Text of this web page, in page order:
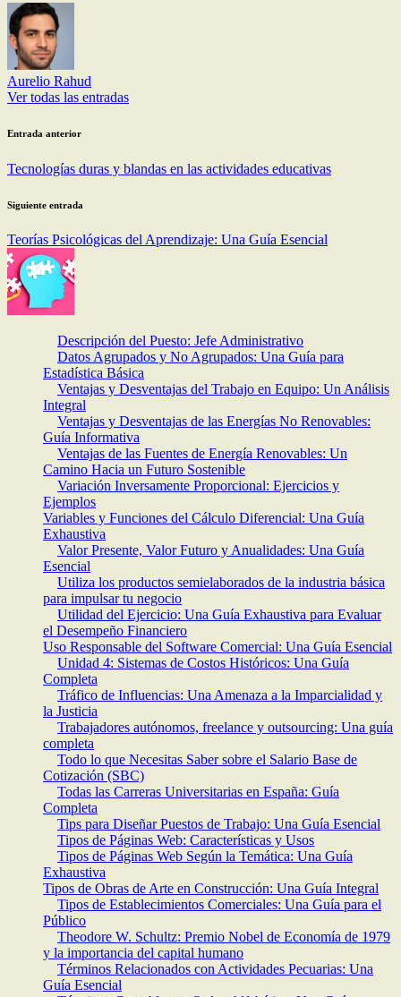
Aurelio Rahud
Ver todas las entradas
Navegación
de
Entrada anterior
Tecnologías duras y blandas en las actividades educativas
Siguiente entrada
Teorías Psicológicas del Aprendizaje: Una Guía Esencial
Descripción del Puesto: Jefe Administrativo
Datos Agrupados y No Agrupados: Una Guía para
Estadística Básica
Ventajas y Desventajas del Trabajo en Equipo: Un Análisis
Integral
Ventajas y Desventajas de las Energías No Renovables:
Guía Informativa
Ventajas de las Fuentes de Energía Renovables: Un
Camino Hacia un Futuro Sostenible
Variación Inversamente Proporcional: Ejercicios y
Ejemplos
Variables y Funciones del Cálculo Diferencial: Una Guía
Exhaustiva
Valor Presente, Valor Futuro y Anualidades: Una Guía
Esencial
Utiliza los productos semielaborados de la industria básica
para impulsar tu negocio
Utilidad del Ejercicio: Una Guía Exhaustiva para Evaluar
el Desempeño Financiero
Uso Responsable del Software Comercial: Una Guía Esencial
Unidad 4: Sistemas de Costos Históricos: Una Guía
Completa
Tráfico de Influencias: Una Amenaza a la Imparcialidad y
la Justicia
Trabajadores autónomos, freelance y outsourcing: Una guía
completa
Todo lo que Necesitas Saber sobre el Salario Base de
Cotización (SBC)
Todas las Carreras Universitarias en España: Guía
Completa
Tips para Diseñar Puestos de Trabajo: Una Guía Esencial
Tipos de Páginas Web: Características y Usos
Tipos de Páginas Web Según la Temática: Una Guía
Exhaustiva
Tipos de Obras de Arte en Construcción: Una Guía Integral
Tipos de Establecimientos Comerciales: Una Guía para el
Público
Theodore W. Schultz: Premio Nobel de Economía de 1979
y la importancia del capital humano
Términos Relacionados con Actividades Pecuarias: Una
Guía Esencial